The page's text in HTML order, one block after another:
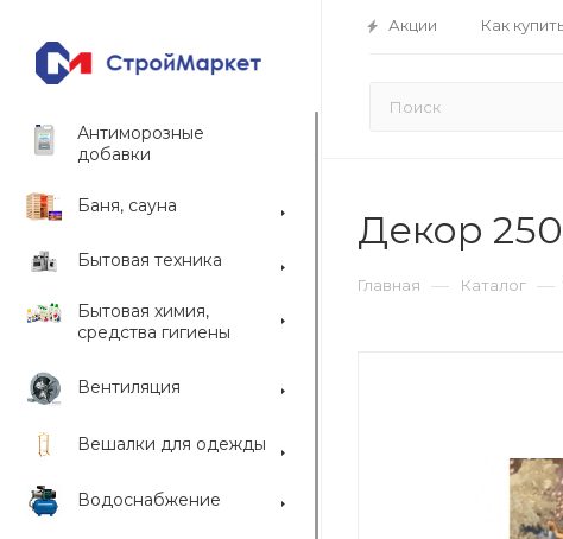
Акции Как
Антиморозные
добавки
Баня, сауна
Бытовая техника
Бытовая химия,
средства гигиены
Вентиляция
Вешалки для одежды
Водоснабжение
Декор
Главная — Каталог —